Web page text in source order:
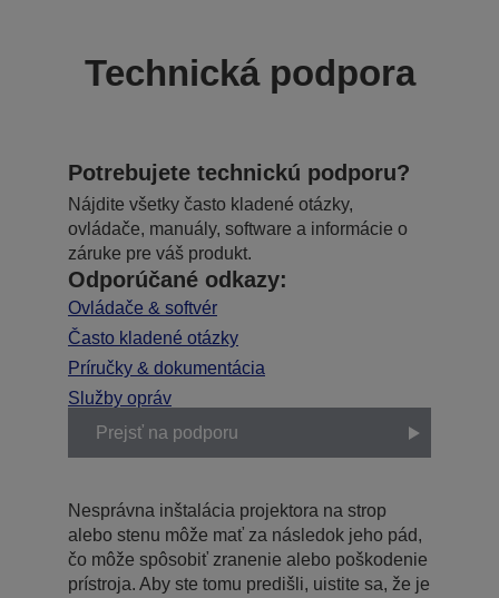
Technická podpora
Potrebujete technickú podporu?
Nájdite všetky často kladené otázky,
ovládače, manuály, software a informácie o
záruke pre váš produkt.
Odporúčané odkazy:
Ovládače & softvér
Často kladené otázky
Príručky & dokumentácia
Služby opráv
Prejsť na podporu
Nesprávna inštalácia projektora na strop
alebo stenu môže mať za následok jeho pád,
čo môže spôsobiť zranenie alebo poškodenie
prístroja. Aby ste tomu predišli, uistite sa, že je